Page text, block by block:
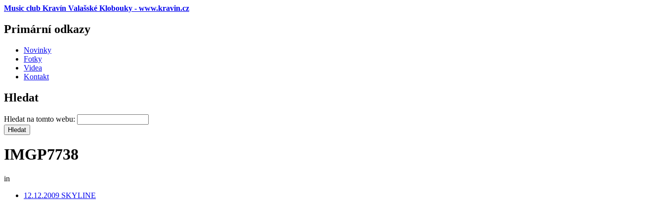
Music club Kravín Valašské Klobouky - www.kravin.cz
Primární odkazy
Novinky
Fotky
Videa
Kontakt
Hledat
Hledat na tomto webu:
IMGP7738
in
12.12.2009 SKYLINE